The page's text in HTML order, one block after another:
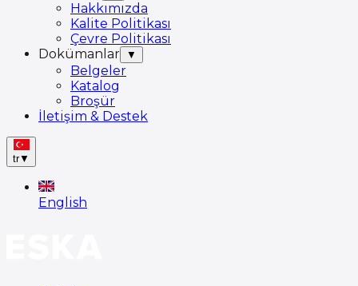
Hakkımızda
Kalite Politikası
Çevre Politikası
Dokümanlar
▼
Belgeler
Katalog
Broşür
İletişim & Destek
tr▼
English